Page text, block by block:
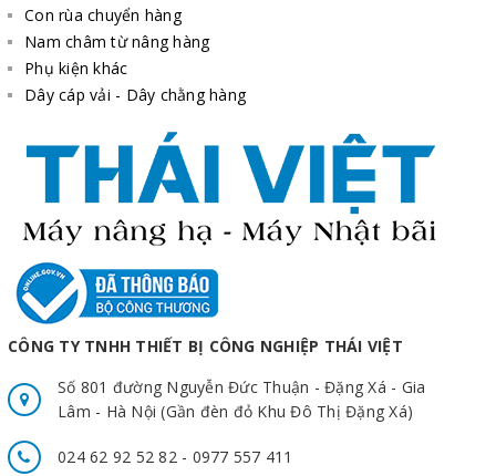
Con rùa chuyển hàng
Nam châm từ nâng hàng
Phụ kiện khác
Dây cáp vải - Dây chằng hàng
CÔNG TY TNHH THIẾT BỊ CÔNG NGHIỆP THÁI VIỆT
Số 801 đường Nguyễn Đức Thuận - Đặng Xá - Gia
Lâm - Hà Nội (Gần đèn đỏ Khu Đô Thị Đặng Xá)
024 62 92 52 82 - 0977 557 411